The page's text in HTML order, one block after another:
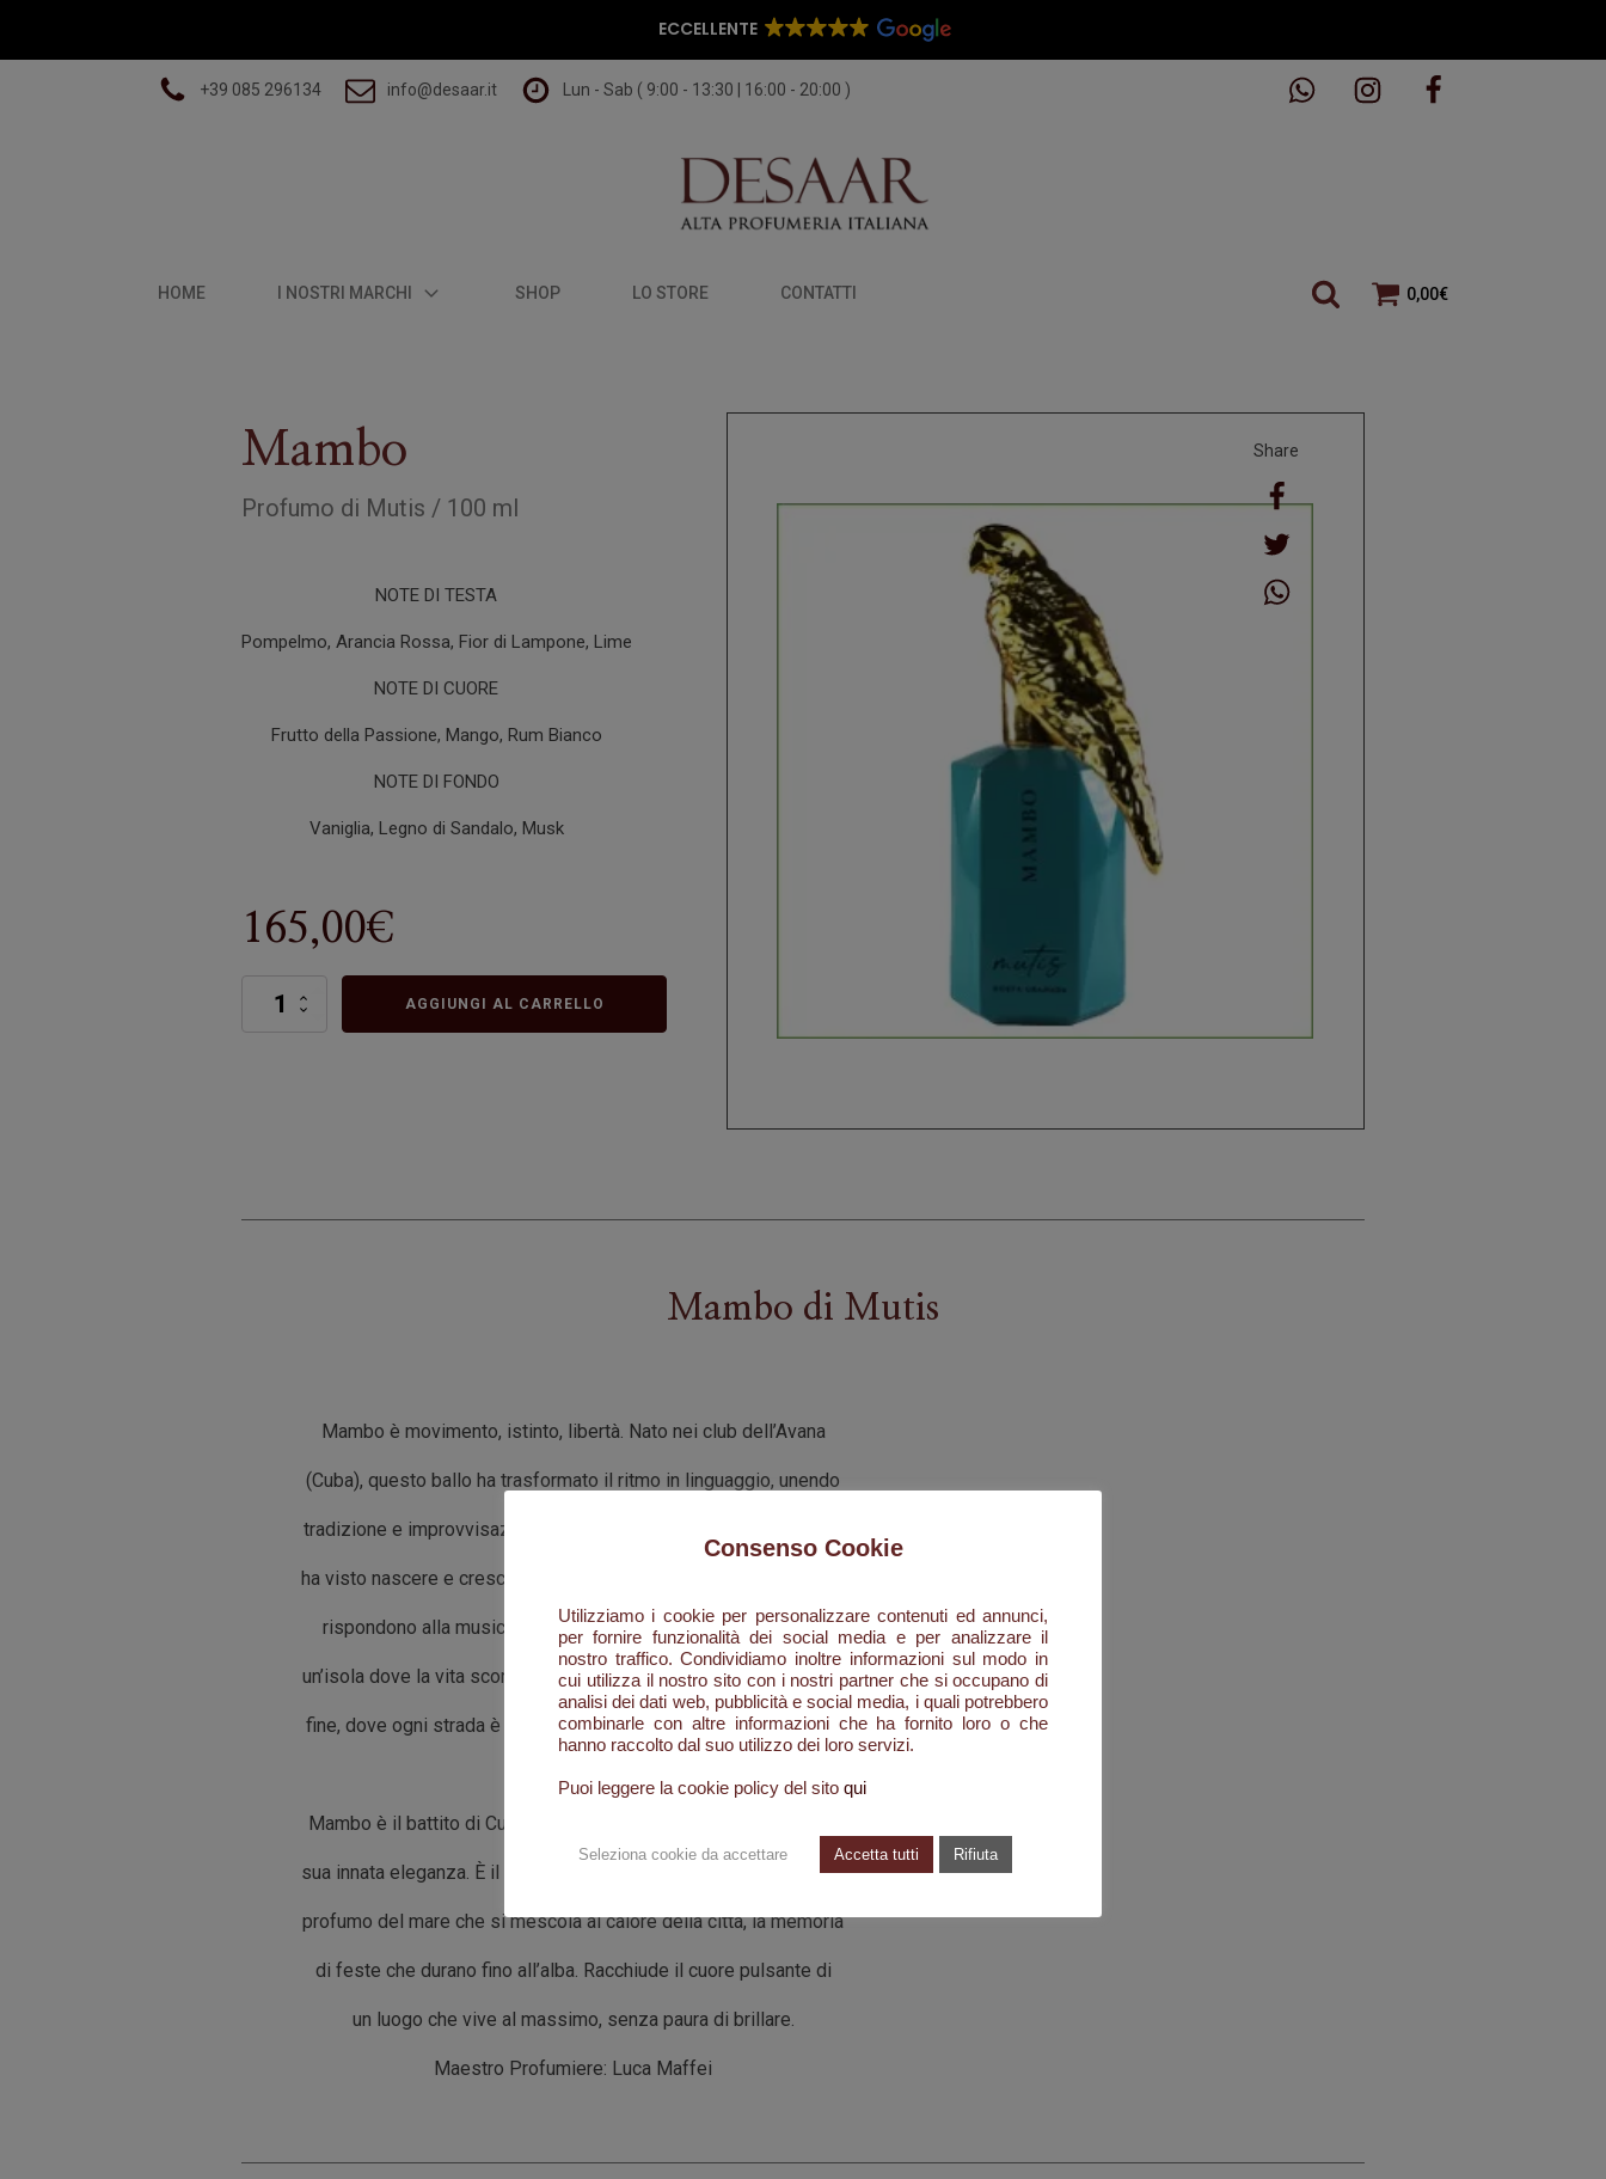
ECCELLENTE
+39 085 296134 info@desaar.it Lun - Sab ( 9:00 - 13:30 | 16:00 - 20:00 )
HOME I NOSTRI MARCHI SHOP LO STORE CONTATTI 0,00€
Mambo
Profumo di Mutis / 100 ml
NOTE DI TESTA
Pompelmo, Arancia Rossa, Fior di Lampone, Lime
NOTE DI CUORE
Frutto della Passione, Mango, Rum Bianco
NOTE DI FONDO
Vaniglia, Legno di Sandalo, Musk
165,00€
Mambo
AGGIUNGI AL CARRELLO
Share
Mambo di Mutis
Mambo è movimento, istinto, libertà. Nato nei club dell’Avana
(Cuba), questo ballo ha trasformato il ritmo in linguaggio, unendo
tradizione e improvvisazione in un’esplosione di energia. Cuba lo
ha visto nascere e crescere, tra percussioni incalzanti e corpi che
rispondono alla musica con naturalezza. È la celebrazione di
un’isola dove la vita scorre tra il sole abbacinante e le notti senza
fine, dove ogni strada è un palcoscenico e ogni suono un invito a
Mambo è il battito di Cuba, l’incontro tra il suo spirito ribelle e la
sua innata eleganza. È il passo deciso di chi balla senza regole, il
profumo del mare che si mescola al calore della città, la memoria
di feste che durano fino all’alba. Racchiude il cuore pulsante di
un luogo che vive al massimo, senza paura di brillare.
Maestro Profumiere: Luca Maffei
Consenso Cookie
Utilizziamo i cookie per personalizzare contenuti ed annunci,
per fornire funzionalità dei social media e per analizzare il
nostro traffico. Condividiamo inoltre informazioni sul modo in
cui utilizza il nostro sito con i nostri partner che si occupano di
analisi dei dati web, pubblicità e social media, i quali potrebbero
combinarle con altre informazioni che ha fornito loro o che
hanno raccolto dal suo utilizzo dei loro servizi.
Puoi leggere la cookie policy del sito qui
Seleziona cookie da accettare Accetta tutti Rifiuta